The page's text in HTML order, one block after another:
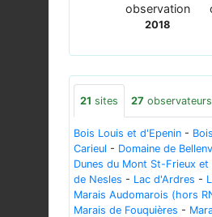
observation
2018
21 sites 27 observateurs
Bois Louis et d'Epenin -
Carieul - Domaine de
Dunes du Mont St-Frieux et
de Nesles - Lac d'Ardres -
Marais Audomarois (hors
Marais de Fouquières -